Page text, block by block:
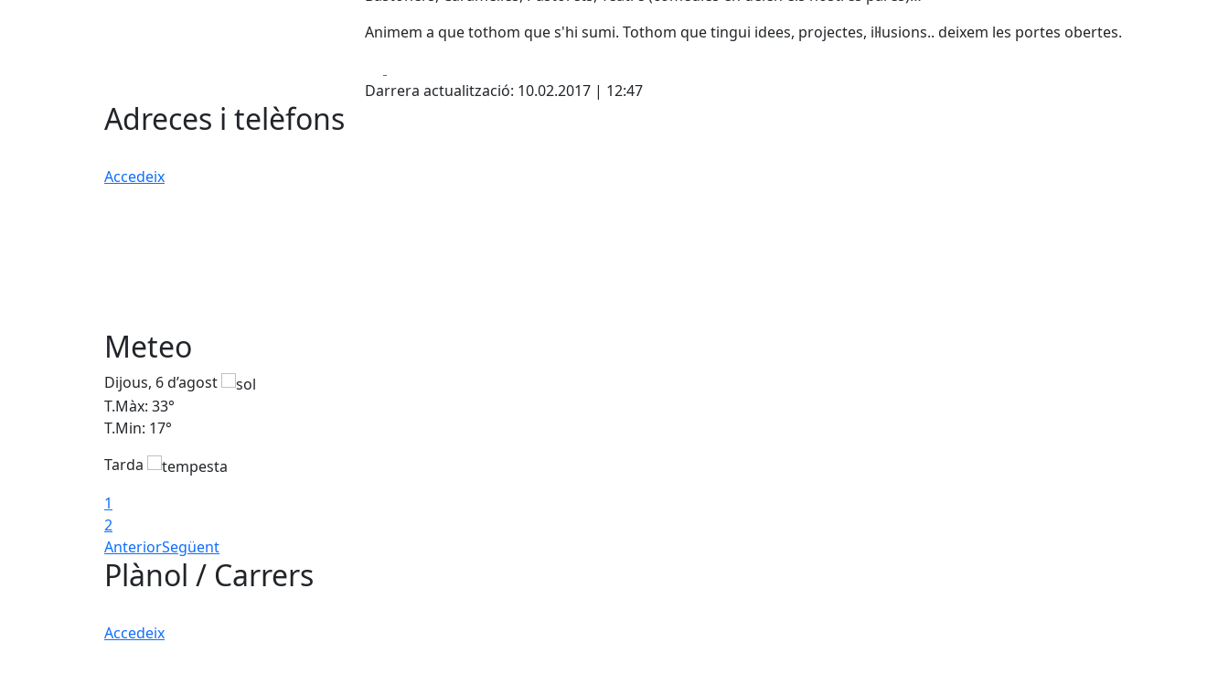
Animem a que tothom que s'hi sumi. Tothom que tingui idees, projectes, il·lusions.. deixem les portes obertes.
Darrera actualització: 10.02.2017 | 12:47
Adreces i telèfons
Accedeix
Meteo
Dijous, 6 d’agost
T.Màx: 33°
T.Min: 17°
Tarda
1
2
AnteriorSegüent
Plànol / Carrers
Accedeix